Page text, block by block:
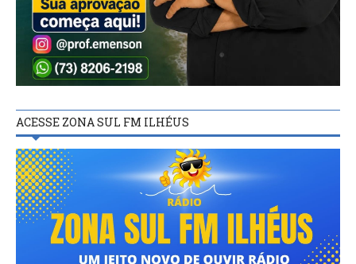
ACESSE ZONA SUL FM ILHÉUS